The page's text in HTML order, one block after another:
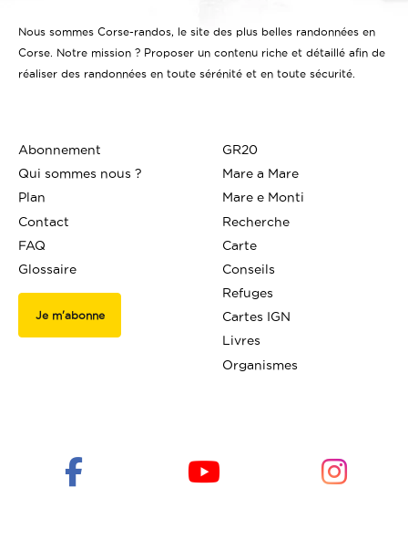
Nous sommes Corse-randos, le site des plus belles randonnées en
Corse. Notre mission ? Proposer un contenu riche et détaillé afin de
réaliser des randonnées en toute sérénité et en toute sécurité.
Abonnement
Qui sommes nous ?
Plan
Contact
FAQ
Glossaire
Je m'abonne
GR20
Mare a Mare
Mare e Monti
Recherche
Carte
Conseils
Refuges
Cartes IGN
Livres
Organismes